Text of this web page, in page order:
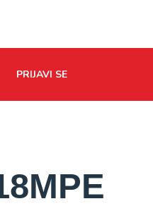
PRIJAVI SE